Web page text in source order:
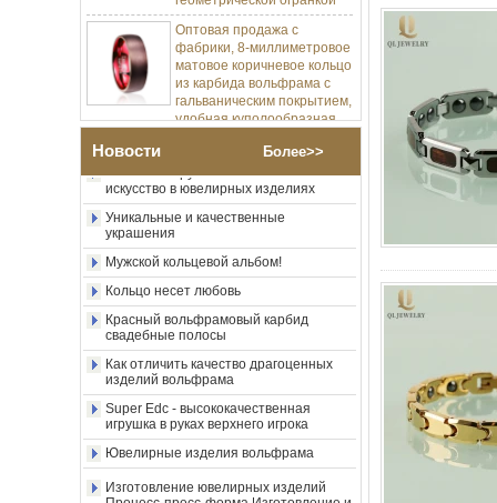
Оптовая продажа с
фабрики, 8-миллиметровое
матовое коричневое кольцо
из карбида вольфрама с
гальваническим покрытием,
удобная куполообразная
форма, глянцевое красное
кольцо с внутренней
внутренняя лазерная
Оптовая продажа с
полированное серебряное
кольцо из карбида
вольфрама, центральная
инкрустация из
измельченного синего
опала с синтетической
малахитовой полосой,
мужское обручальное
кольцо, изготовленная на
заказ внутренняя л
Оптовая продажа с
фабрики, черное
полированное квадратное
кольцо с печаткой из
Новости Более>>
Изготовление ювелирных изделий
Процесс-пресс-форма Изготовление и
литье
Позвольте мне разработать мою
карбидное кольцо вольфрама.
Насколько круто металлическое
Уникальные и качественные
украшения
Мужской кольцевой альбом!
Кольцо несет любовь
Красный вольфрамовый карбид
свадебные полосы
Как отличить качество драгоценных
изделий вольфрама
Super Edc - высококачественная
игрушка в руках верхнего игрока
Ювелирные изделия вольфрама
Изготовление ювелирных изделий
Процесс-пресс-форма Изготовление и
литье